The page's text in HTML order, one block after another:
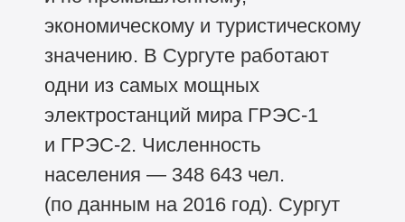
экономическому и туристическому
значению. В Сургуте работают
одни из самых мощных
электростанций мира ГРЭС-1
и ГРЭС-2. Численность
населения — 348 643 чел.
(по данным на 2016 год). Сургут